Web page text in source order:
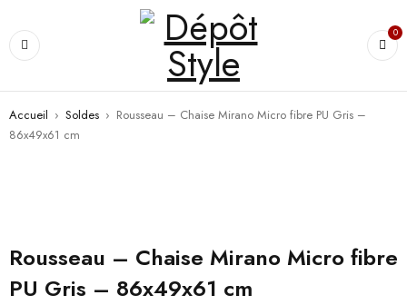
0
Accueil › Soldes › Rousseau – Chaise Mirano Micro fibre PU Gris –
86x49x61 cm
Rousseau – Chaise Mirano Micro fibre
PU Gris – 86x49x61 cm